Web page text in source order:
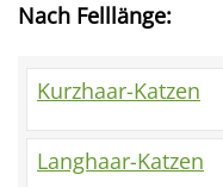
Nach Felllänge:
Kurzhaar-Katzen
Langhaar-Katzen